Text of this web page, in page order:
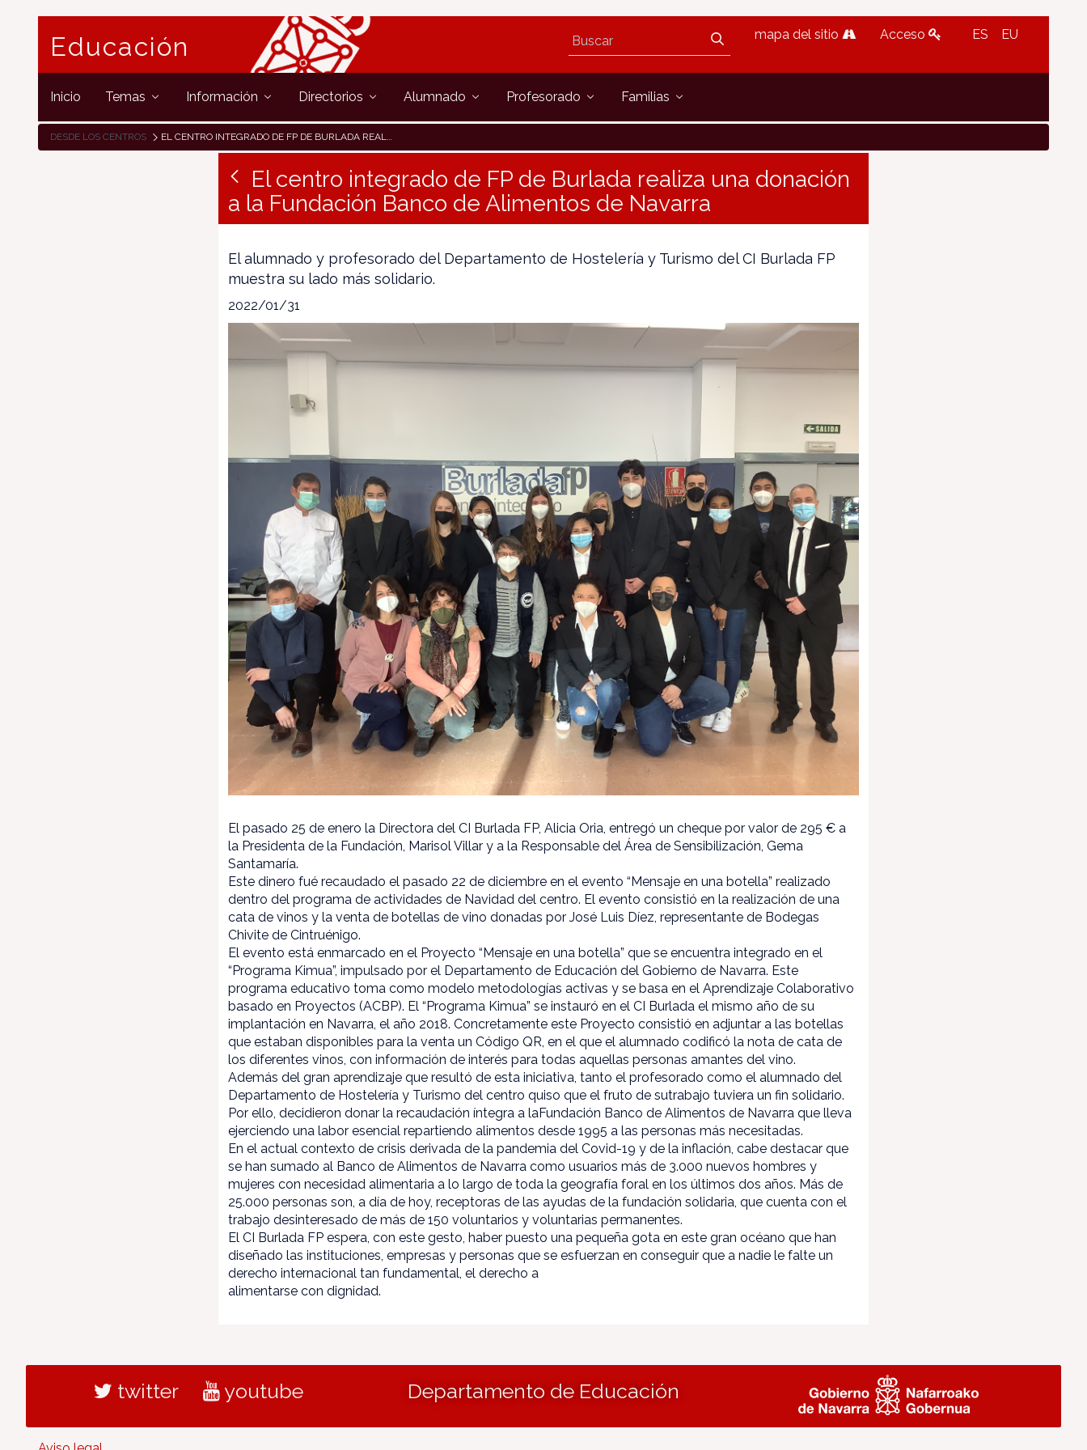
Educación mapa del sitio Acceso ES EU
Inicio Temas Información Directorios Alumnado Profesorado Familias
DESDE LOS CENTROS EL CENTRO INTEGRADO DE FP DE BURLADA REALIZA UNA DONACIÓN A LA FUNDACIÓN BANCO DE ALIMENTOS DE NAVARRA
El centro integrado de FP de Burlada realiza una donación
a la Fundación Banco de Alimentos de Navarra
El alumnado y profesorado del Departamento de Hostelería y Turismo del CI Burlada FP
muestra su lado más solidario.
2022/01/31
El pasado 25 de enero la Directora del CI Burlada FP, Alicia Oria, entregó un cheque por valor de 295 € a
la Presidenta de la Fundación, Marisol Villar y a la Responsable del Área de Sensibilización, Gema
Santamaría.
Este dinero fué recaudado el pasado 22 de diciembre en el evento “Mensaje en una botella” realizado
dentro del programa de actividades de Navidad del centro. El evento consistió en la realización de una
cata de vinos y la venta de botellas de vino donadas por José Luis Díez, representante de Bodegas
Chivite de Cintruénigo.
El evento está enmarcado en el Proyecto “Mensaje en una botella” que se encuentra integrado en el
“Programa Kimua”, impulsado por el Departamento de Educación del Gobierno de Navarra. Este
programa educativo toma como modelo metodologías activas y se basa en el Aprendizaje Colaborativo
basado en Proyectos (ACBP). El “Programa Kimua” se instauró en el CI Burlada el mismo año de su
implantación en Navarra, el año 2018. Concretamente este Proyecto consistió en adjuntar a las botellas
que estaban disponibles para la venta un Código QR, en el que el alumnado codificó la nota de cata de
los diferentes vinos, con información de interés para todas aquellas personas amantes del vino.
Además del gran aprendizaje que resultó de esta iniciativa, tanto el profesorado como el alumnado del
Departamento de Hostelería y Turismo del centro quiso que el fruto de sutrabajo tuviera un fin solidario.
Por ello, decidieron donar la recaudación íntegra a laFundación Banco de Alimentos de Navarra que lleva
ejerciendo una labor esencial repartiendo alimentos desde 1995 a las personas más necesitadas.
En el actual contexto de crisis derivada de la pandemia del Covid-19 y de la inflación, cabe destacar que
se han sumado al Banco de Alimentos de Navarra como usuarios más de 3.000 nuevos hombres y
mujeres con necesidad alimentaria a lo largo de toda la geografía foral en los últimos dos años. Más de
25.000 personas son, a día de hoy, receptoras de las ayudas de la fundación solidaria, que cuenta con el
trabajo desinteresado de más de 150 voluntarios y voluntarias permanentes.
El CI Burlada FP espera, con este gesto, haber puesto una pequeña gota en este gran océano que han
diseñado las instituciones, empresas y personas que se esfuerzan en conseguir que a nadie le falte un
derecho internacional tan fundamental, el derecho a
alimentarse con dignidad.
twitter youtube Departamento de Educación